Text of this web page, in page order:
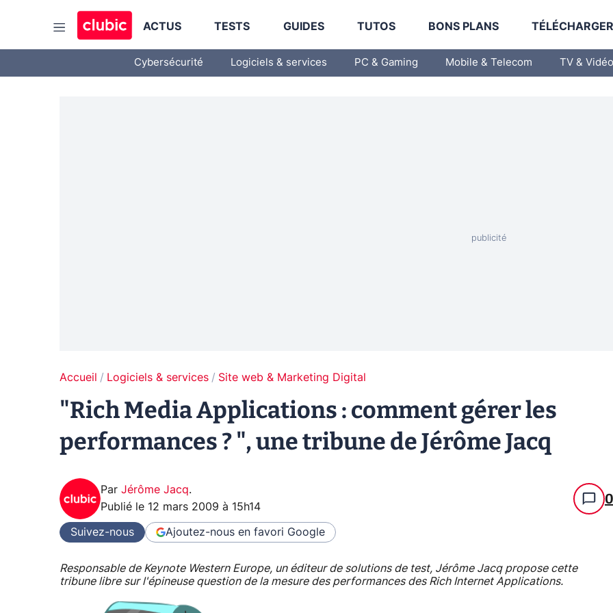
ACTUS TESTS GUIDES TUTOS BONS PLANS
Cybersécurité Logiciels & services PC & Gaming Mobile & Telecom TV & Vidéo
Accueil Logiciels & services Site web & Marketing Digital
"Rich Media Applications : comment gérer les
performances ? ", une tribune de Jérôme Jacq
Par Jérôme Jacq.
Publié le 12 mars 2009 à 15h14 0
Suivez-nous Ajoutez-nous en favori Google
Responsable de Keynote Western Europe, un éditeur de solutions de test, Jérôme Jacq propose cette
tribune libre sur l'épineuse question de la mesure des performances des Rich Internet Applications.